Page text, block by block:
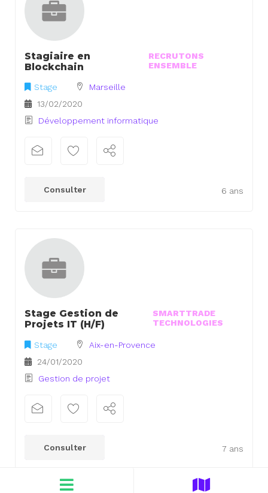
Stagiaire en
Blockchain
RECRUTONS
ENSEMBLE
Stage
Marseille
13/02/2020
Développement informatique
6 ans
Consulter
Stage Gestion de
Projets IT (H/F)
SMARTTRADE
TECHNOLOGIES
Stage
Aix-en-Provence
24/01/2020
Gestion de projet
7 ans
Consulter